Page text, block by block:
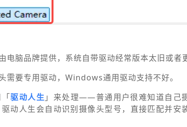
电脑品牌提供，系统自带驱动经常版本太旧或者
需要专用驱动，Windows通用驱动支持不好。
「驱动人生 」来处理——普通用户很难知道自己
动人生会自动识别摄像头型号，直接匹配并安